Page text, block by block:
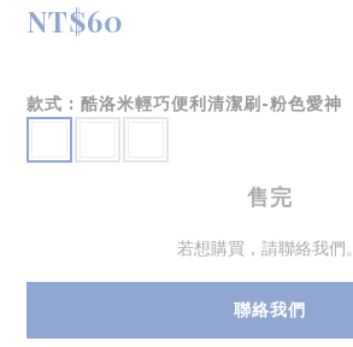
NT$60
款式 : 酷洛米輕巧便利清潔刷-粉色愛神
售完
若想購買，請聯絡我們。
聯絡我們